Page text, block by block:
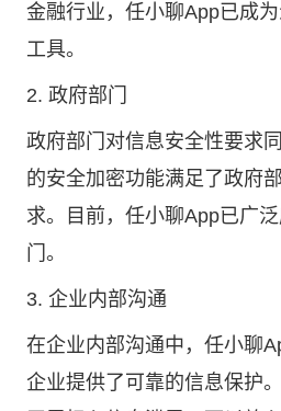
金融行业，任小聊App已成
工具。
2. 政府部门
政府部门对信息安全性要求
的安全加密功能满足了政府
求。目前，任小聊App已广
门。
3. 企业内部沟通
在企业内部沟通中，任小聊
企业提供了可靠的信息保护